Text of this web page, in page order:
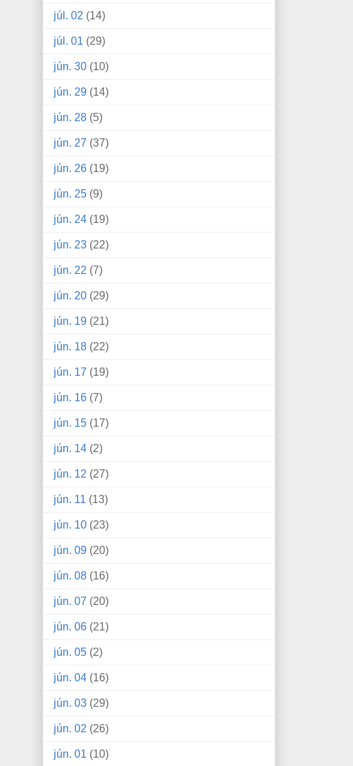
júl. 02 (14)
júl. 01 (29)
jún. 30 (10)
jún. 29 (14)
jún. 28 (5)
jún. 27 (37)
jún. 26 (19)
jún. 25 (9)
jún. 24 (19)
jún. 23 (22)
jún. 22 (7)
jún. 20 (29)
jún. 19 (21)
jún. 18 (22)
jún. 17 (19)
jún. 16 (7)
jún. 15 (17)
jún. 14 (2)
jún. 12 (27)
jún. 11 (13)
jún. 10 (23)
jún. 09 (20)
jún. 08 (16)
jún. 07 (20)
jún. 06 (21)
jún. 05 (2)
jún. 04 (16)
jún. 03 (29)
jún. 02 (26)
jún. 01 (10)